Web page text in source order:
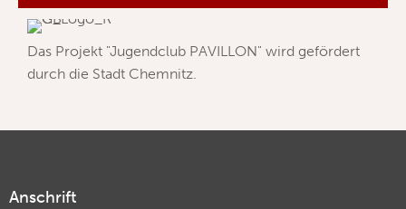
Das Projekt "Jugendclub PAVILLON" wird gefördert
durch die Stadt Chemnitz.
Anschrift